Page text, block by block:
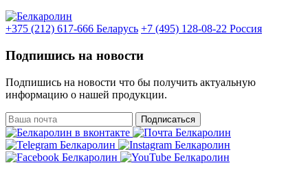
+375 (212) 617-666 Беларусь +7 (495) 128-08-22 Россия
Подпишись на новости
Подпишись на новости что бы получить актуальную
информацию о нашей продукции.
Подписаться